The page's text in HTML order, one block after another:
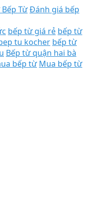
TừĐánh giá bếp
bếp từ giá rẻ bếp từ
tu kocher bếp từ
Bếp từ quận hai bà
bếp từ Mua bếp từ